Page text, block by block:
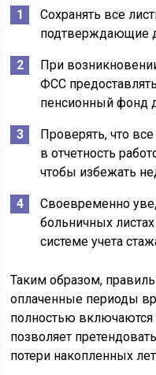
Сохранять все
подтверждающие
При
ФСС
пенсионный фонд
Проверять, что
в отчетность
чтобы избежать
Своевременно
больничных
системе учета
Таким образом,
оплаченные периоды
полностью включаются
позволяет
потери накопленных